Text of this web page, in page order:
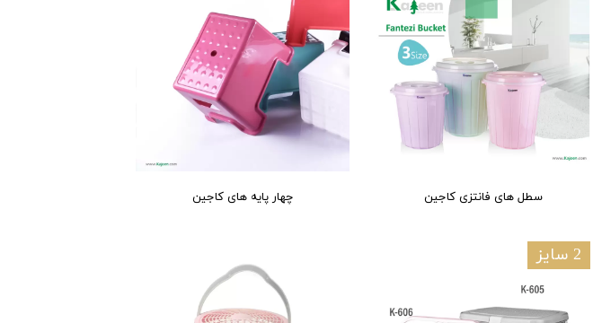
سطل های فانتزی کاجین چهار پایه های کاجین
2 سایز